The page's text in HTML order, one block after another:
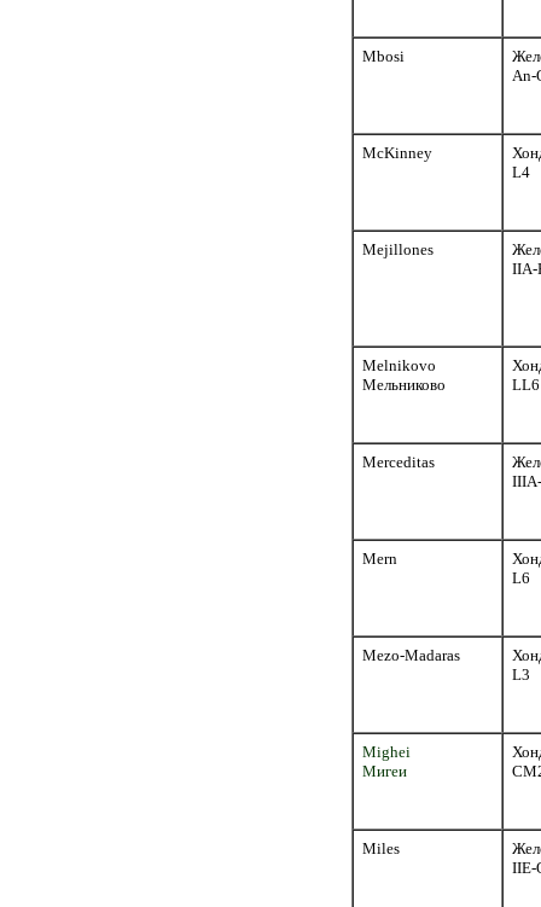
Mbosi
An-
McKinney
L4
Mejillones
IIA-
Melnikovo
Мельниково
LL6
Merceditas
Mern
L6
Mezo-Madaras
L3
Mighei
Мигеи
Miles
IIE-